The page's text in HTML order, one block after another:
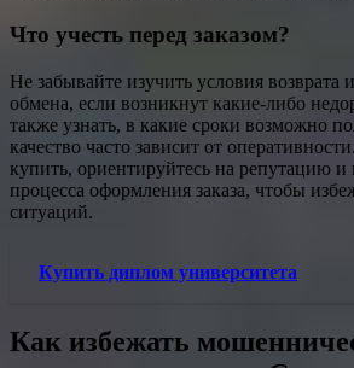
Что учесть перед заказом?
Не забывайте изучить условия возврата
обмена, если возникнут какие-либо
также узнать, в какие сроки возможно
качество часто зависит от
купить, ориентируйтесь на репутацию и
процесса оформления заказа, чтобы
ситуаций.
Купить диплом университета
Как избежать